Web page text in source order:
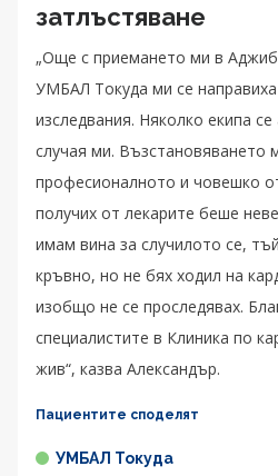
затлъстяване
„Още с приемането ми в
УМБАЛ Токуда ми се
изследвания. Няколко екипа
случая ми. Възстановяването
професионалното и човешко
получих от лекарите беше
имам вина за случилото се,
кръвно, но не бях ходил на
изобщо не се проследявах.
специалистите в Клиника по
жив“, казва Александър.
Пациентите споделят
УМБАЛ Токуда